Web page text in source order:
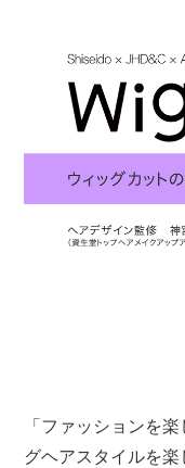
「ファッションを
グヘアスタイルを楽